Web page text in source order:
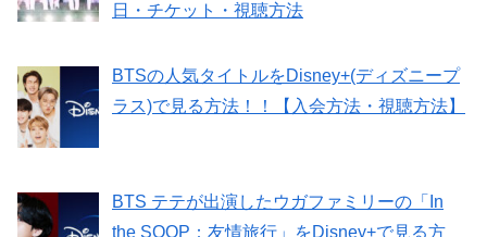
日・チケット・視聴方法
BTSの人気タイトルをDisney+(ディズニープ
ラス)で見る方法！！【入会方法・視聴方法】
BTS テテが出演したウガファミリーの「In
the SOOP：友情旅行」をDisney+で見る方